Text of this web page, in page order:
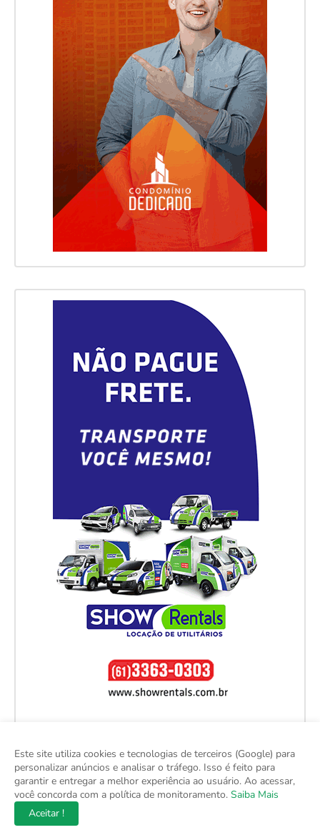
Este site utiliza cookies e tecnologias de terceiros (Google) para
personalizar anúncios e analisar o tráfego. Isso é feito para
garantir e entregar a melhor experiência ao usuário. Ao acessar,
você concorda com a política de monitoramento. Saiba Mais
Aceitar !